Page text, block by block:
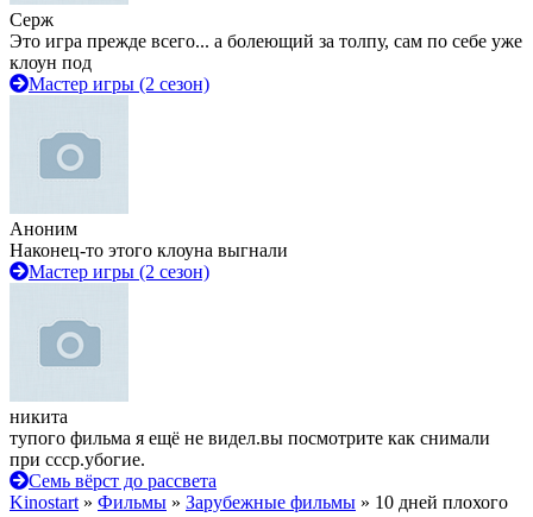
Серж
Это игра прежде всего... а болеющий за толпу, сам по себе уже
клоун под
Мастер игры (2 сезон)
Аноним
Наконец-то этого клоуна выгнали
Мастер игры (2 сезон)
никита
тупого фильма я ещё не видел.вы посмотрите как снимали
при ссср.убогие.
Семь вёрст до рассвета
Kinostart » Фильмы » Зарубежные фильмы » 10 дней плохого